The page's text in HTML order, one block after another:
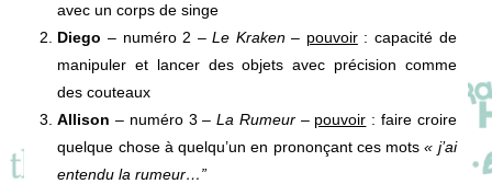
avec un corps de singe
Diego – numéro 2 –Le Kraken– pouvoir: capacité de
manipuler et lancer des objets avec précision comme
des couteaux
Allison – numéro 3 –La Rumeur– pouvoir : faire croire
quelque chose à quelqu’un en prononçant ces mots« j’ai
entendu la rumeur…”